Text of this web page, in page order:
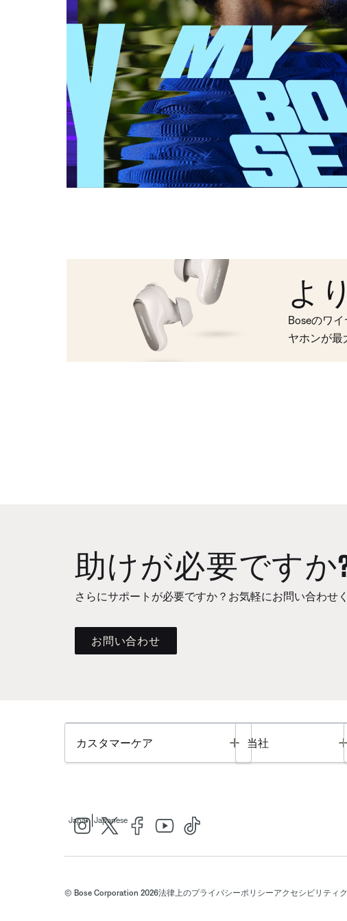
よ
Boseのワ
ヤホンが最
助けが必要ですか
さらにサポートが必要ですか？お気軽にお問い合わせく
お問い合わせ
カスタマーケア Toggle
当社
Japan Japanese
© Bose Corporation 2026法律上のプライバシーポリシーアクセシビリティ